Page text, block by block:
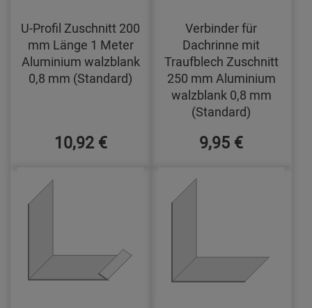
U-Profil Zuschnitt 200
mm Länge 1 Meter
Aluminium walzblank
0,8 mm (Standard)
10,92 €
Verbinder für
Dachrinne mit
Traufblech Zuschnitt
250 mm Aluminium
walzblank 0,8 mm
(Standard)
9,95 €